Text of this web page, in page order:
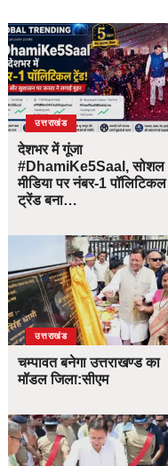
उत्तराखंड
देशभर में गूंजा
#DhamiKe5Saal, सोशल
मीडिया पर नंबर-1 पॉलिटिकल
ट्रेंड बना…
उत्तराखंड
चम्पावत बनेगा उत्तराखण्ड का
मॉडल जिला:सीएम